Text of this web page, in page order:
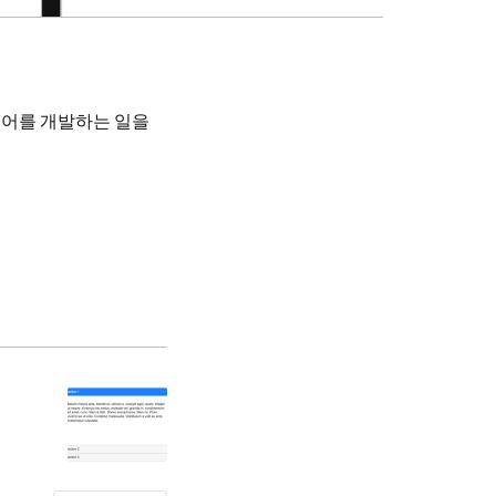
를 개발하는 일을